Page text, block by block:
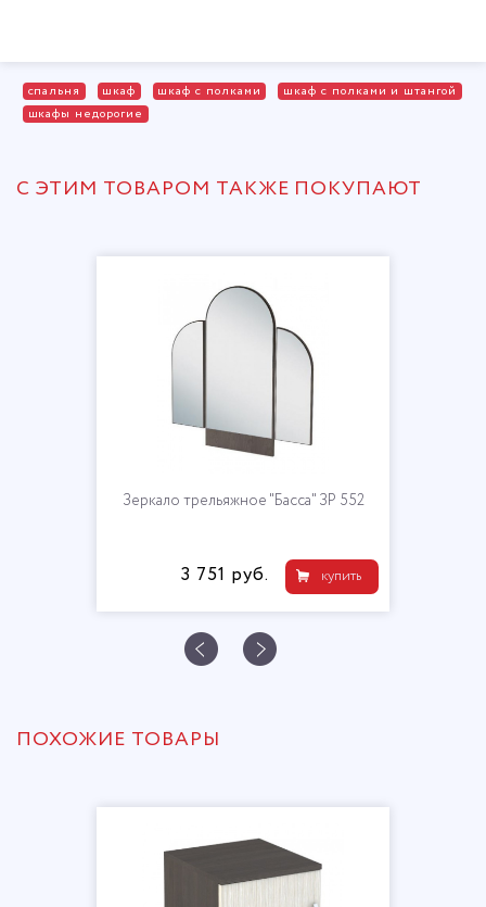
спальня шкаф шкаф с полками
шкаф с полками и штангой
шкафы недорогие
С ЭТИМ ТОВАРОМ ТАКЖЕ ПОКУПАЮТ
Зеркало трельяжное "Басса" ЗР 552
купить
3 751 руб.
ПОХОЖИЕ ТОВАРЫ